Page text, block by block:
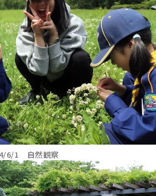
6/1 自然観察